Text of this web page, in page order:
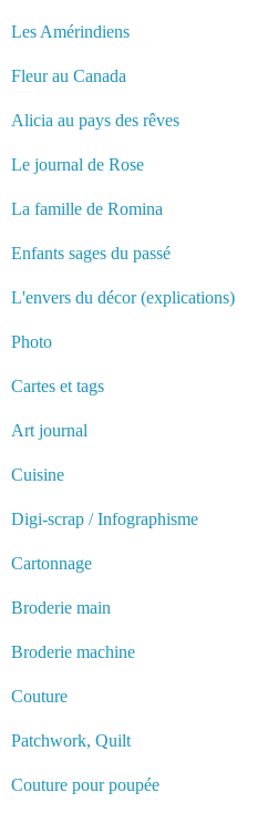
Les Amérindiens
Fleur au Canada
Alicia au pays des rêves
Le journal de Rose
La famille de Romina
Enfants sages du passé
L'envers du décor (explications)
Photo
Cartes et tags
Art journal
Cuisine
Digi-scrap / Infographisme
Cartonnage
Broderie main
Broderie machine
Couture
Patchwork, Quilt
Couture pour poupée